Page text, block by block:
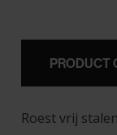
PRODUCT
Roest vrij